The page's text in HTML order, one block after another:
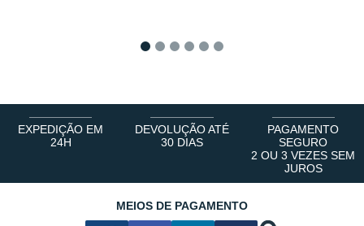
EXPEDIÇÃO EM
24H
DEVOLUÇÃO ATÉ
30 DIAS
PAGAMENTO
SEGURO
2 OU 3 VEZES SEM
JUROS
MEIOS DE PAGAMENTO